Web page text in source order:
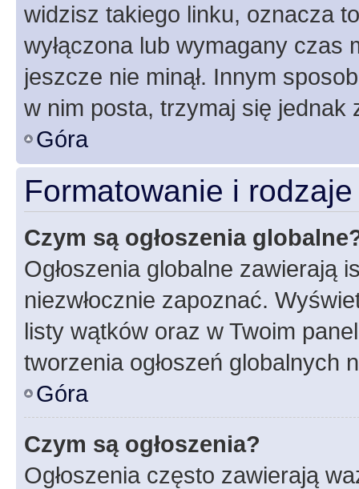
widzisz takiego linku, oznacza
wyłączona lub wymagany czas
jeszcze nie minął. Innym
w nim posta, trzymaj się jednak
Góra
Formatowanie i
Czym są ogłoszenia
Ogłoszenia globalne zawierają
niezwłocznie zapoznać.
listy wątków oraz w Twoim
tworzenia ogłoszeń globalnych
Góra
Czym są ogłoszenia?
Ogłoszenia często zawierają